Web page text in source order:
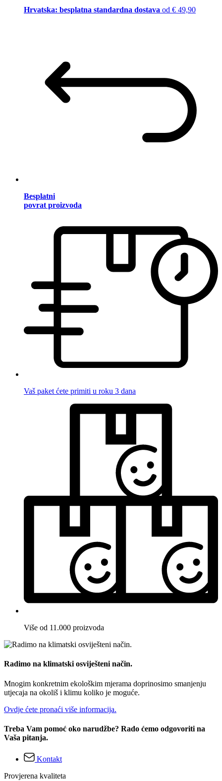
Hrvatska: besplatna standardna dostava od € 49,90
Besplatni
povrat proizvoda
Vaš paket ćete primiti u roku 3 dana
Više od 11.000 proizvoda
Radimo na klimatski osviješteni način.
Mnogim konkretnim ekološkim mjerama doprinosimo smanjenju
utjecaja na okoliš i klimu koliko je moguće.
Ovdje ćete pronaći više informacija.
Treba Vam pomoć oko narudžbe? Rado ćemo odgovoriti na
Vaša pitanja.
Kontakt
Provjerena kvaliteta